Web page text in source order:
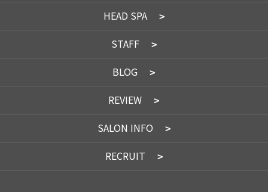
HEAD SPA
STAFF
BLOG
REVIEW
SALON INFO
RECRUIT